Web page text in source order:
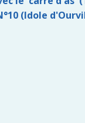
(Idole